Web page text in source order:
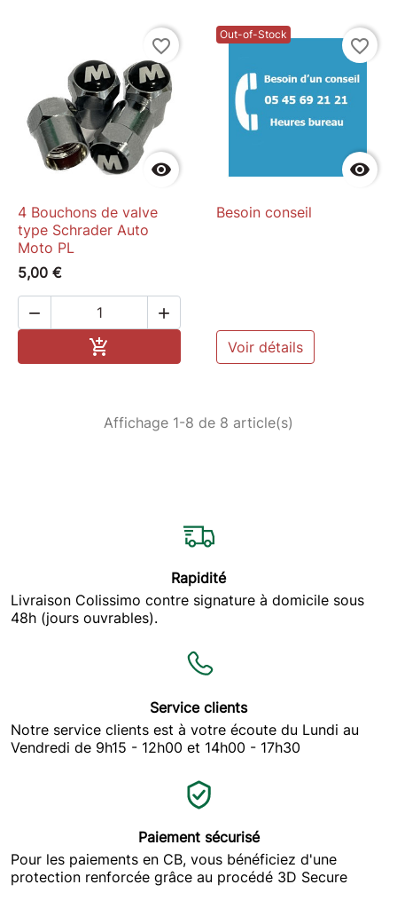

favorite_border
4 Bouchons de valve
type Schrader Auto
Moto PL
5,00 €
 

Out-of-Stock

favorite_border
Besoin conseil
Voir détails
Affichage 1-8 de 8 article(s)
Rapidité
Livraison Colissimo contre signature à domicile sous
48h (jours ouvrables).
Service clients
Notre service clients est à votre écoute du Lundi au
Vendredi de 9h15 - 12h00 et 14h00 - 17h30
Paiement sécurisé
Pour les paiements en CB, vous bénéficiez d'une
protection renforcée grâce au procédé 3D Secure